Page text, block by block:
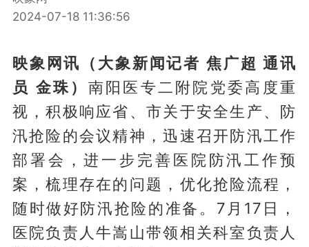
2024-07-18 11:36:56
映象网讯（大象新闻记者 焦广超 通讯
员 金珠） 南阳医专二附院党委高度重
视，积极响应省、市关于安全生产、防
汛抢险的会议精神，迅速召开防汛工作
部署会，进一步完善医院防汛工作预
案，梳理存在的问题，优化抢险流程，
随时做好防汛抢险的准备。7月17日，
医院负责人牛嵩山带领相关科室负责人